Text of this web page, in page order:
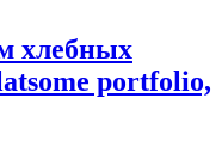
хлебных
portfolio,